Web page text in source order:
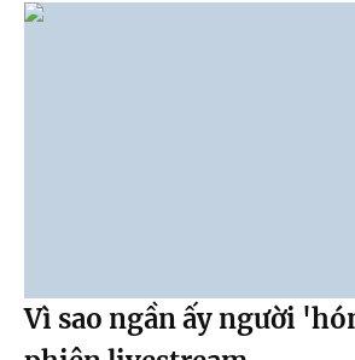
Vì sao ngần ấy người